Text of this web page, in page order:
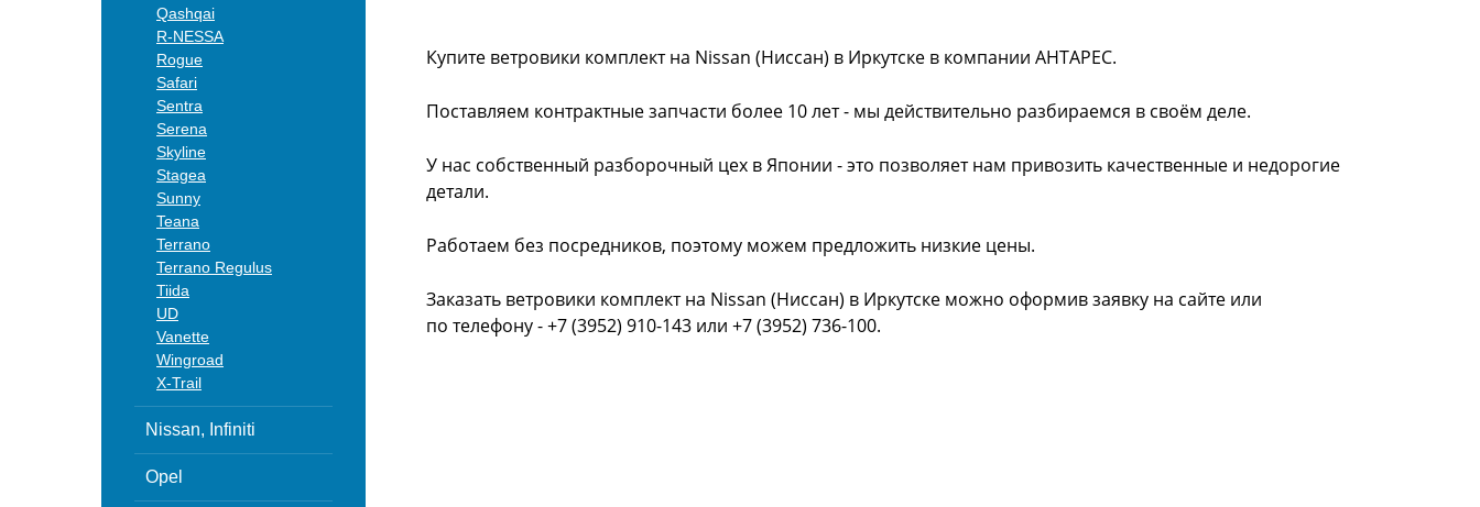
Qashqai
R-NESSA
Rogue
Safari
Sentra
Serena
Skyline
Stagea
Sunny
Teana
Terrano
Terrano Regulus
Tiida
UD
Vanette
Wingroad
X-Trail
Nissan, Infiniti
Opel
Купите ветровики комплект на Nissan (Ниссан) в Иркутске в компании АНТАРЕС.
Поставляем контрактные запчасти более 10 лет - мы действительно разбираемся в своём деле.
У нас собственный разборочный цех в Японии - это позволяет нам привозить качественные и недорогие
детали.
Работаем без посредников, поэтому можем предложить низкие цены.
Заказать ветровики комплект на Nissan (Ниссан) в Иркутске можно оформив заявку на сайте или
по телефону - +7 (3952) 910-143 или +7 (3952) 736-100.